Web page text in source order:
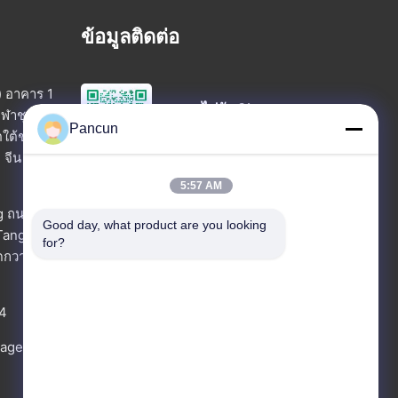
าคาร 1
าชุมชน
ต้ชะจิง
จีน
นน
างดง
ข้อมูลติดต่อ
สแกนไปยัง Chat
วอทแอป
Pancun
5:57 AM
Good day, what product are you looking
for?